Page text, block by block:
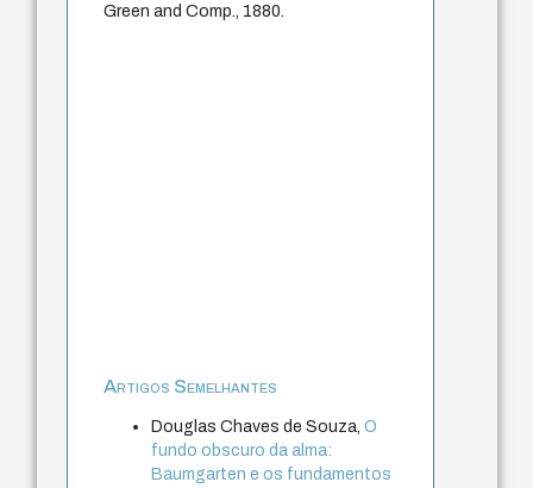
Green and Comp., 1880.
Artigos Semelhantes
Douglas Chaves de Souza,O
fundo obscuro da alma:
Baumgarten e os fundamentos